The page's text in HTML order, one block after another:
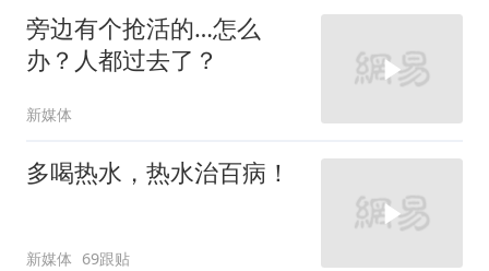
旁边有个抢活的…怎么
办？人都过去了？
新媒体
多喝热水，热水治百病！
新媒体 69跟贴